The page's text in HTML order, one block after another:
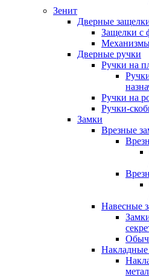
Зенит
Дверные
Защелки с
Дверные ручки
Ручки на
Ручки на
Ручки-
Замки
Врезные
Навесные
Накладные